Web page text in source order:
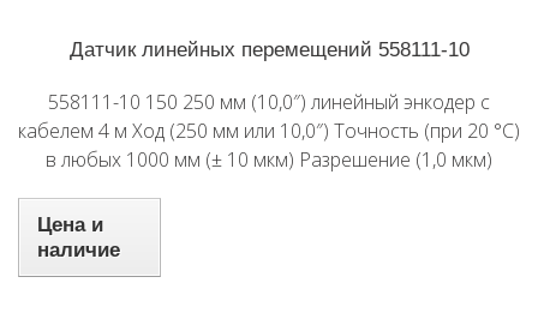
Датчик линейных перемещений 558111-10
558111-10 150 250 мм (10,0″) линейный энкодер с
кабелем 4 м Ход (250 мм или 10,0″) Точность (при 20 °C)
в любых 1000 мм (± 10 мкм) Разрешение (1,0 мкм)
Цена и
наличие